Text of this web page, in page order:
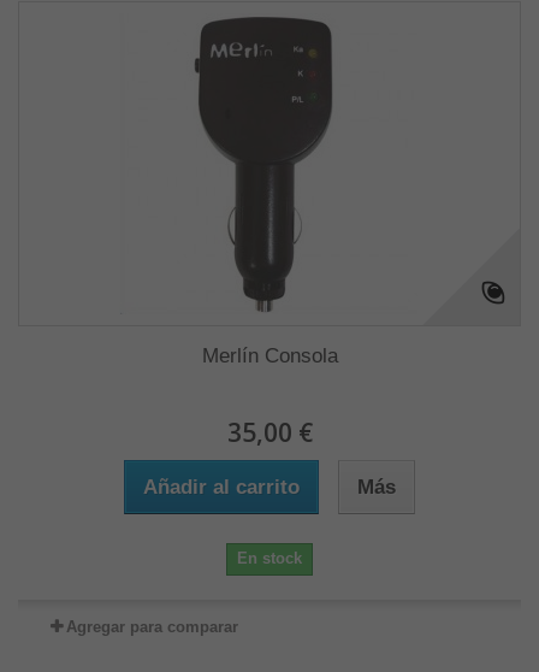
Merlín Consola
35,00 €
Añadir al carrito Más
En stock
Agregar para comparar